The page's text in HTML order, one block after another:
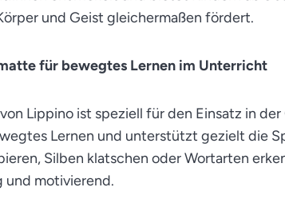
und Geist gleichermaßen fördert.
für bewegtes Lernen im Unterricht
Lippino ist speziell für den Einsatz in
Lernen und unterstützt gezielt die
Silben klatschen oder Wortarten
und motivierend.